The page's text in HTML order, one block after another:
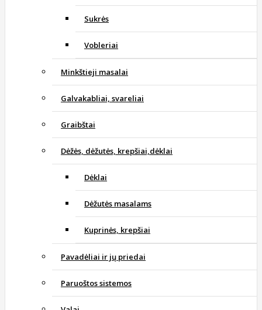
Sukrės
Vobleriai
Minkštieji masalai
Galvakabliai, svareliai
Graibštai
Dėžės, dėžutės, krepšiai,dėklai
Dėklai
Dėžutės masalams
Kuprinės, krepšiai
Pavadėliai ir jų priedai
Paruoštos sistemos